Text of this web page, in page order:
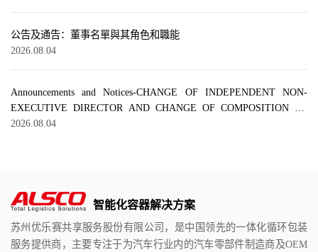
公告及通告：董事名單與其角色和職能
2026.08.04
Announcements and Notices-CHANGE OF INDEPENDENT NON-
EXECUTIVE DIRECTOR AND CHANGE OF COMPOSITION OF
BOARD COMMITTEES
2026.08.04
智能化容器解决方案
苏州优乐赛共享服务股份有限公司，是中国领先的一体化循环包装
服务提供商，主要专注于为汽车行业内的汽车零部件制造商及OEM